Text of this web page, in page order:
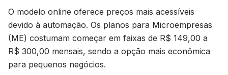
O modelo online oferece preços mais acessíveis
devido à automação. Os planos para Microempresas
(ME) costumam começar em faixas de R$ 149,00 a
R$ 300,00 mensais, sendo a opção mais econômica
para pequenos negócios.